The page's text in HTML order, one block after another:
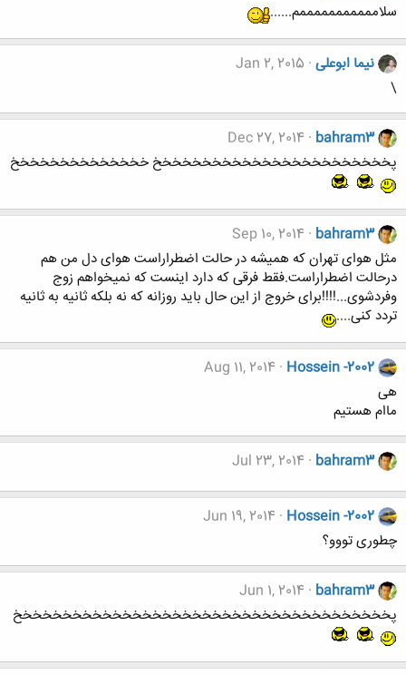
سلامممممممممممم......
نیما ابوعلی Jan 2, 2015
\
bahram3
Dec 27, 2014
پخخخخخخخخخخخخخخخخخخخخخخخخ خخخخخخخخخخخخخخ
bahram3
Sep 10, 2014
مثل هوای تهران که همیشه در حالت اضطراراست هوای دل من هم
درحالت اضطراراست.فقط فرقی که دارد اینست که نمیخواهم زوج
وفردشوی...!!!!برای خروج از این حال باید روزانه که نه بلکه ثانیه به ثانیه
تردد کنی....
Hossein -2002
Aug 11, 2014
هی
ماام هستیم
bahram3
Jul 23, 2014
Hossein -2002
Jun 19, 2014
چطوری تووو؟
bahram3
Jun 1, 2014
پخخخخخخخخخخخخخخخخخخخخخخخخخخخخخخخخخخخخخخ